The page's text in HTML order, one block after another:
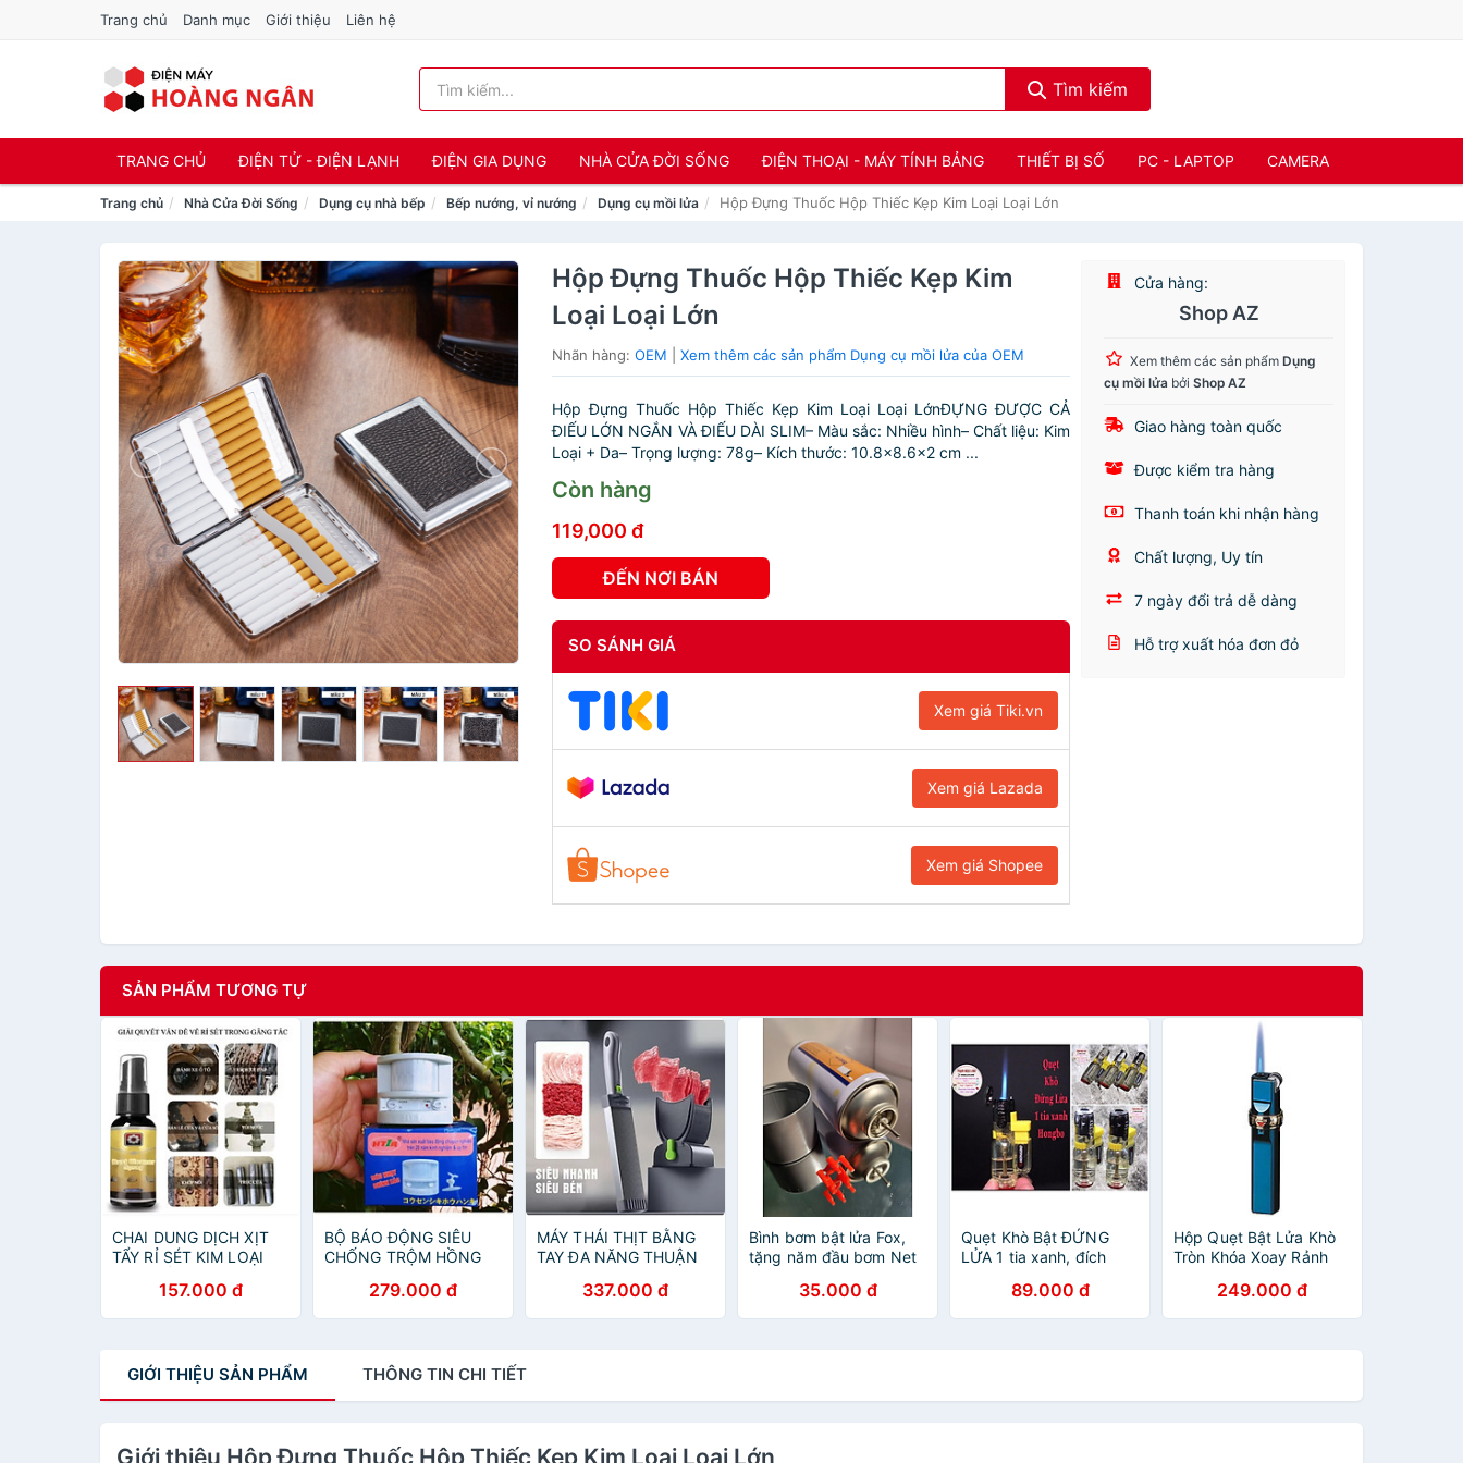
Trang chủ Danh mục Giới thiệu Liên hệ
Tìm kiếm
TRANG CHỦ ĐIỆN TỬ - ĐIỆN LẠNH ĐIỆN GIA DỤNG NHÀ CỬA ĐỜI SỐNG ĐIỆN THOẠI - MÁY TÍNH BẢNG THIẾT BỊ SỐ PC - LAPTOP CAMERA
Trang chủ Nhà Cửa Đời Sống Dụng cụ nhà bếp Bếp nướng, vỉ nướng Dụng cụ mồi lửa Hộp Đựng Thuốc Hộp Thiếc Kẹp Kim Loại Loại Lớn
Hộp Đựng Thuốc Hộp Thiếc Kẹp Kim
Loại Loại Lớn
Nhãn hàng:OEM |Xem thêm các sản phẩm Dụng cụ mồi lửa của OEM
Hộp Đựng Thuốc Hộp Thiếc Kẹp Kim Loại Loại LớnĐỰNG ĐƯỢC CẢ
ĐIẾU LỚN NGẮN VÀ ĐIẾU DÀI SLIM– Màu sắc: Nhiều hình– Chất liệu: Kim
Loại + Da– Trọng lượng: 78g– Kích thước: 10.8×8.6×2 cm ...
Còn hàng
119,000 đ
ĐẾN NƠI BÁN
SO SÁNH GIÁ
Xem giá Tiki.vn
Xem giá Lazada
Xem giá Shopee
Cửa hàng:
Shop AZ
Xem thêm các sản phẩmDụng
cụ mồi lửa bởiShop AZ
Giao hàng toàn quốc
Được kiểm tra hàng
Thanh toán khi nhận hàng
Chất lượng, Uy tín
7 ngày đổi trả dễ dàng
Hỗ trợ xuất hóa đơn đỏ
SẢN PHẨM TƯƠNG TỰ
CHAI DUNG DỊCH XỊT
TẨY RỈ SÉT KIM LOẠI
157.000 đ
BỘ BÁO ĐỘNG SIÊU
CHỐNG TRỘM HỒNG
ĐÌNH BẠN AN TOÀN
279.000 đ
MÁY THÁI THỊT BẰNG
TAY ĐA NĂNG THUẬN
337.000 đ
Bình bơm bật lửa Fox,
tặng năm đầu bơm Net
35.000 đ
Quẹt Khò Bật ĐỨNG
LỬA 1 tia xanh, đích
móc treo chìa khoá
89.000 đ
Hộp Quẹt Bật Lửa Khò
Tròn Khóa Xoay Rảnh
249.000 đ
GIỚI THIỆU SẢN PHẨM THÔNG TIN CHI TIẾT
Giới thiệu Hộp Đựng Thuốc Hộp Thiếc Kẹp Kim Loại Loại Lớn